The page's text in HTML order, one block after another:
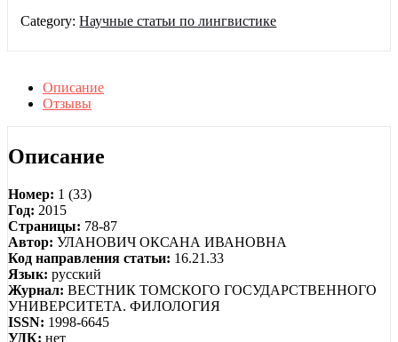
Category:Научные статьи по лингвистике
Описание
Отзывы
Описание
Номер: 1 (33)
Год: 2015
Страницы: 78-87
Автор: УЛАНОВИЧ ОКСАНА ИВАНОВНА
Код направления статьи: 16.21.33
Язык: русский
Журнал: ВЕСТНИК ТОМСКОГО ГОСУДАРСТВЕННОГО
УНИВЕРСИТЕТА. ФИЛОЛОГИЯ
ISSN: 1998-6645
УДК: нет